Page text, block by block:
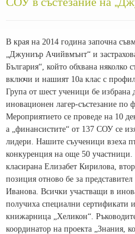
В края на 2014 година започна
„Джуниър Ачийвмънт“ и
България“, който обхвана
включи и нашият 10а клас с
Група от шест ученици бе избрана
иновационен лагер-състезание по
Мероприятието се проведе на 10
а „финансистите“ от 137 СОУ се
лидери. Нашите съученици взеха
конкуренция на още 50 участници.
класирана Елизабет Кирилова,
позиция отново бе за
Иванова. Всички участващи в
получиха специални сертификати
книжарница „Хеликон“.
координатор на проекта „Знания,